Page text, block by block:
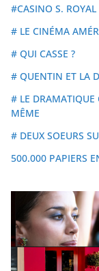
#CASINO S.
# LE CINÉMA
# QUI CASSE ?
# QUENTIN ET LA
# LE DRAMATIQUE
MÊME
# DEUX SOEURS
500.000 PAPIERS